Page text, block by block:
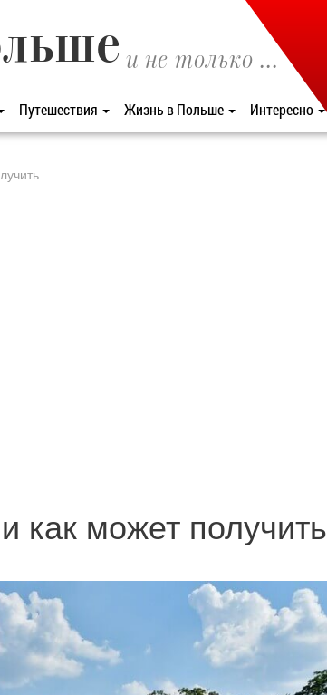
и не только ...
Путешествия Жизнь в Польше Интересно
как может получить